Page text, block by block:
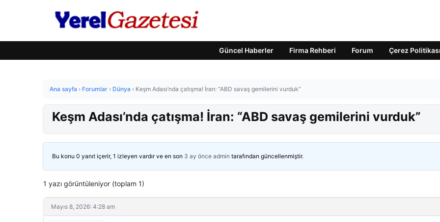
Güncel Haberler Firma Rehberi Forum Çerez Politikası
Ana sayfa › Forumlar › Dünya › Keşm Adası’nda çatışma! İran: “ABD savaş gemilerini vurduk”
Keşm Adası’nda çatışma! İran: “ABD savaş gemilerini vurduk”
Bu konu 0 yanıt içerir, 1 izleyen vardır ve en son 3 ay önce admin tarafından güncellenmiştir.
1 yazı görüntüleniyor (toplam 1)
Mayıs 8, 2026: 4:28 am